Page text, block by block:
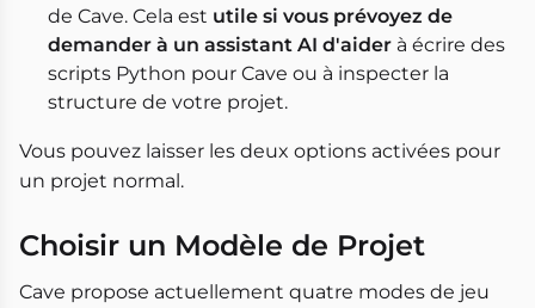
de Cave. Cela est utile si vous prévoyez de
demander à un assistant AI d'aider à écrire des
scripts Python pour Cave ou à inspecter la
structure de votre projet.
Vous pouvez laisser les deux options activées pour
un projet normal.
Choisir un Modèle de Projet
Cave propose actuellement quatre modes de jeu